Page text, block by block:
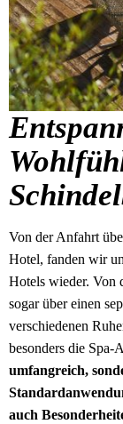
Von der Anfahrt
Hotel, fanden wir
Hotels wieder. Von
sogar über einen
verschiedenen
besonders die Spa-
umfangreich,
auch